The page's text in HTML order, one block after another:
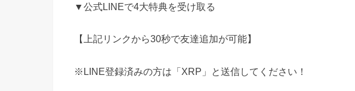
▼公式LINEで4大特典を受け取る
【上記リンクから30秒で友達追加が可能】
※LINE登録済みの方は「XRP」と送信してください！